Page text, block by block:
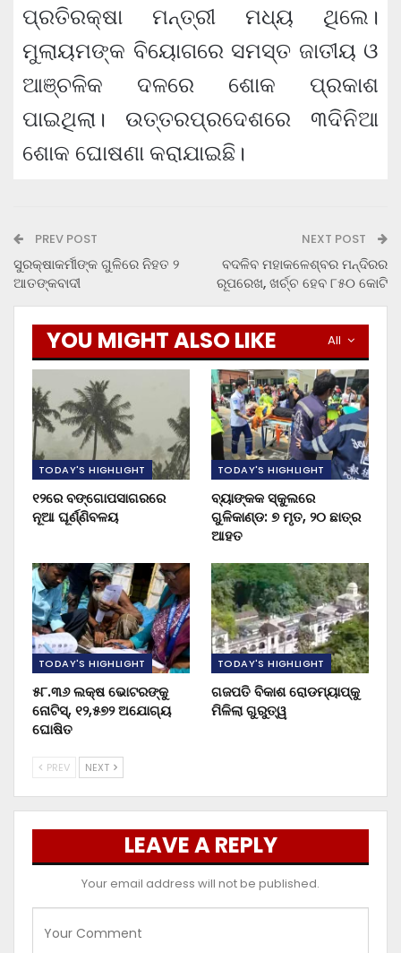
ପ୍ରତିରକ୍ଷା ମନ୍ତ୍ରୀ ମଧ୍ୟ ଥିଲେ।
ମୁଲାୟମଙ୍କ ବିୟୋଗରେ ସମସ୍ତ ଜାତୀୟ ଓ
ଆଞ୍ଚଳିକ ଦଳରେ ଶୋକ ପ୍ରକାଶ
ପାଇଥିଲା। ଉତ୍ତରପ୍ରଦେଶରେ ୩ଦିନିଆ
ଶୋକ ଘୋଷଣା କରାଯାଇଛି।
PREV POST
ସୁରକ୍ଷାକର୍ମୀଙ୍କ ଗୁଳିରେ ନିହତ ୨
ଆତଙ୍କବାଦୀ
NEXT POST
ବଦଳିବ ମହାକଳେଶ୍ବର ମନ୍ଦିରର
ରୂପରେଖ, ଖର୍ଚ୍ଚ ହେବ ୮୫୦ କୋଟି
All
YOU MIGHT ALSO LIKE
TODAY'S HIGHLIGHT
୧୨ରେ ବଙ୍ଗୋପସାଗରରେ
ନୂଆ ଘୂର୍ଣ୍ଣିବଳୟ
TODAY'S HIGHLIGHT
ବ୍ୟାଙ୍କକ ସ୍କୁଲରେ
ଗୁଳିକାଣ୍ଡ: ୭ ମୃତ, ୨୦ ଛାତ୍ର
ଆହତ
TODAY'S HIGHLIGHT
୫୮.୩୬ ଲକ୍ଷ ଭୋଟରଙ୍କୁ
ନୋଟିସ୍‌, ୧୨,୫୭୨ ଅଯୋଗ୍ୟ
ଘୋଷିତ
TODAY'S HIGHLIGHT
ଗଜପତି ବିକାଶ ରୋଡମ୍ୟାପ୍‌କୁ
ମିଳିଲା ଗୁରୁତ୍ୱ
PREV NEXT
LEAVE A REPLY
Your email address will not be published.